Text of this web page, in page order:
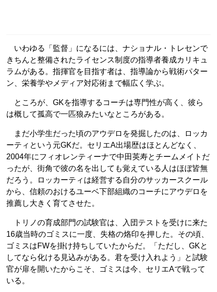
いわゆる「監督」になるには、ナショナル・トレセンで
きちんと整備されたライセンス制度の指導者養成カリキュ
ラムがある。指揮官を目指す者は、指導論から戦術パター
ン、栄養学やメディア対応術まで幅広く学ぶ。
ところが、GKを指導するコーチは専門性が高く、彼ら
は概して孤高で一匹狼みたいなところがある。
まだ小学生だった頃のアウデロを発掘したのは、ロッカ
ーティという元GKだ。セリエA出場歴はほとんどなく、
2004年にフィオレンティーナで中田英寿とチームメイトだ
ったが、街角で彼の名を出しても覚えている人はほぼ皆無
だろう。ロッカーティは経営する自分のサッカースクール
から、信頼のおけるユーベ下部組織のコーチにアウデロを
推薦し大きく育てさせた。
トリノの育成部門の試験官は、入団テストを受けに来た
16歳当時のゴミスに一度、失格の烙印を押した。その頃、
ゴミスはFWを掛け持ちしていたからだ。「ただし、GKと
してなら化ける見込みがある。君を受け入れよう」と試験
官が扉を開いたからこそ、ゴミスは今、セリエAで戦って
いる。